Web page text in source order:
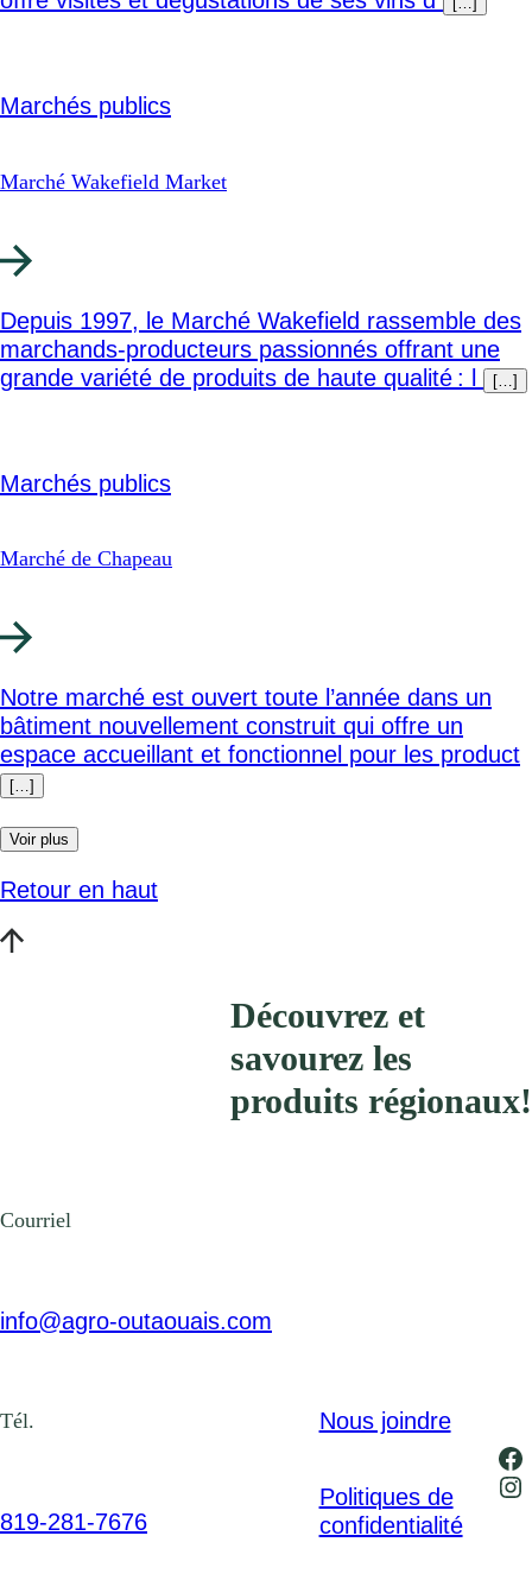
Marchés publics
Marché Wakefield Market
Depuis 1997, le Marché Wakefield rassemble des
marchands-producteurs passionnés offrant une
grande variété de produits de haute qualité : l
[…]
Marchés publics
Marché de Chapeau
Notre marché est ouvert toute l’année dans un
bâtiment nouvellement construit qui offre un
espace accueillant et fonctionnel pour les product
[…]
Voir plus
Retour en haut
Découvrez et
savourez les
produits régionaux!
Courriel
info@agro-outaouais.com
Tél.
819-281-7676
Nous joindre
Politiques de
confidentialité